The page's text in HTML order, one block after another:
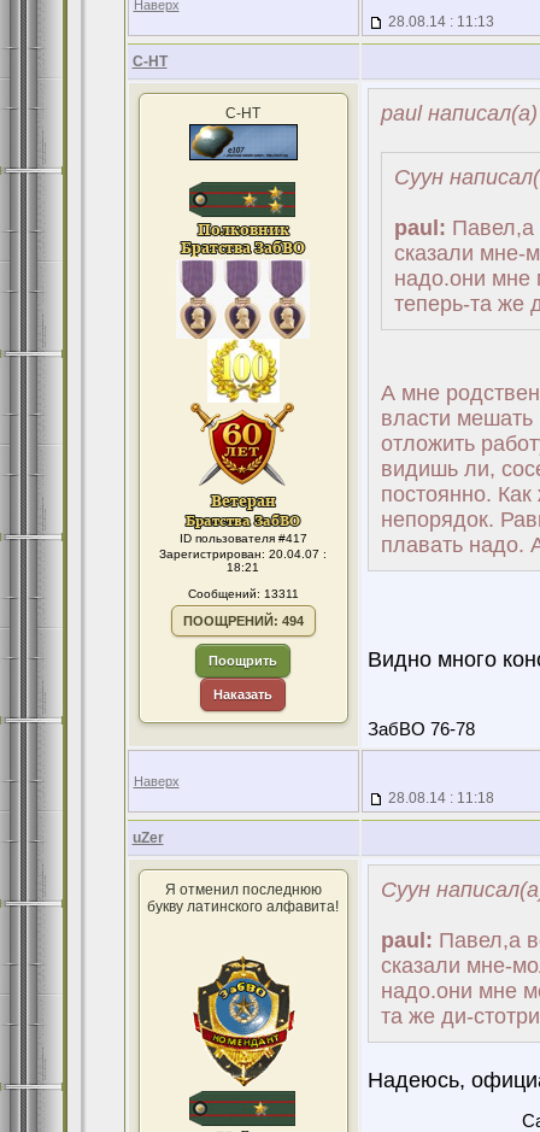
Наверх
28.08.14 : 11:13
С-НТ
С-НТ
ID пользователя #417
Зарегистрирован: 20.04.07 :
18:21
Сообщений: 13311
ПООЩРЕНИЙ: 494
Поощрить
Наказать
paul написал(а)
Суун
paul: Павел,а
сказали мне-
надо.они мне
теперь-та же
А мне
власти
отложить
видишь ли,
постоянно.
непорядок.
плавать надо.
Видно много
ЗабВО 76-78
Наверх
28.08.14 : 11:18
uZer
Я отменил последнюю
букву латинского алфавита!
Суун
paul: Павел,а
сказали мне-
надо.они мне
та же ди-
Надеюсь,